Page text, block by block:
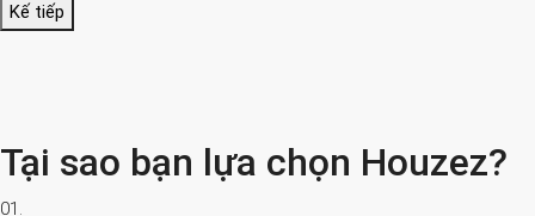
Kế tiếp
Tại sao bạn lựa chọn Houzez?
01.